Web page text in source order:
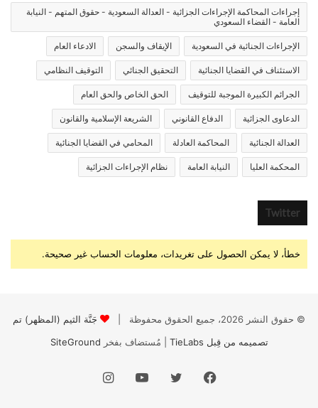
إجراءات المحاكمة الإجراءات الجزائية - العدالة السعودية - حقوق المتهم - النيابة
العامة - القضاء السعودي
الإجراءات الجنائية في السعودية الإيقاف والسجن الادعاء العام
الاستئناف في القضايا الجنائية التحقيق الجنائي التوقيف النظامي
الجرائم الكبيرة الموجبة للتوقيف الحق الخاص والحق العام
الدعاوى الجزائية الدفاع القانوني الشريعة الإسلامية والقانون
العدالة الجنائية المحاكمة العادلة المحامي في القضايا الجنائية
المحكمة العليا النيابة العامة نظام الإجراءات الجزائية
Twitter
خطأ، لا يمكن الحصول على تغريدات، معلومات الحساب غير صحيحة.
© حقوق النشر 2026، جميع الحقوق محفوظة |
جَنَّة الثيم (المظهر) تم
تصميمه من قِبل TieLabs
| مُستضاف بفخر SiteGround
فيسبوك تويتر يوتيوب